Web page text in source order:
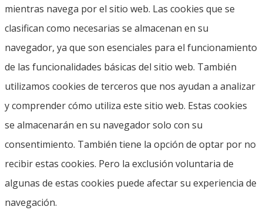
mientras navega por el sitio web. Las cookies que se
clasifican como necesarias se almacenan en su
navegador, ya que son esenciales para el funcionamiento
de las funcionalidades básicas del sitio web. También
utilizamos cookies de terceros que nos ayudan a analizar
y comprender cómo utiliza este sitio web. Estas cookies
se almacenarán en su navegador solo con su
consentimiento. También tiene la opción de optar por no
recibir estas cookies. Pero la exclusión voluntaria de
algunas de estas cookies puede afectar su experiencia de
navegación.